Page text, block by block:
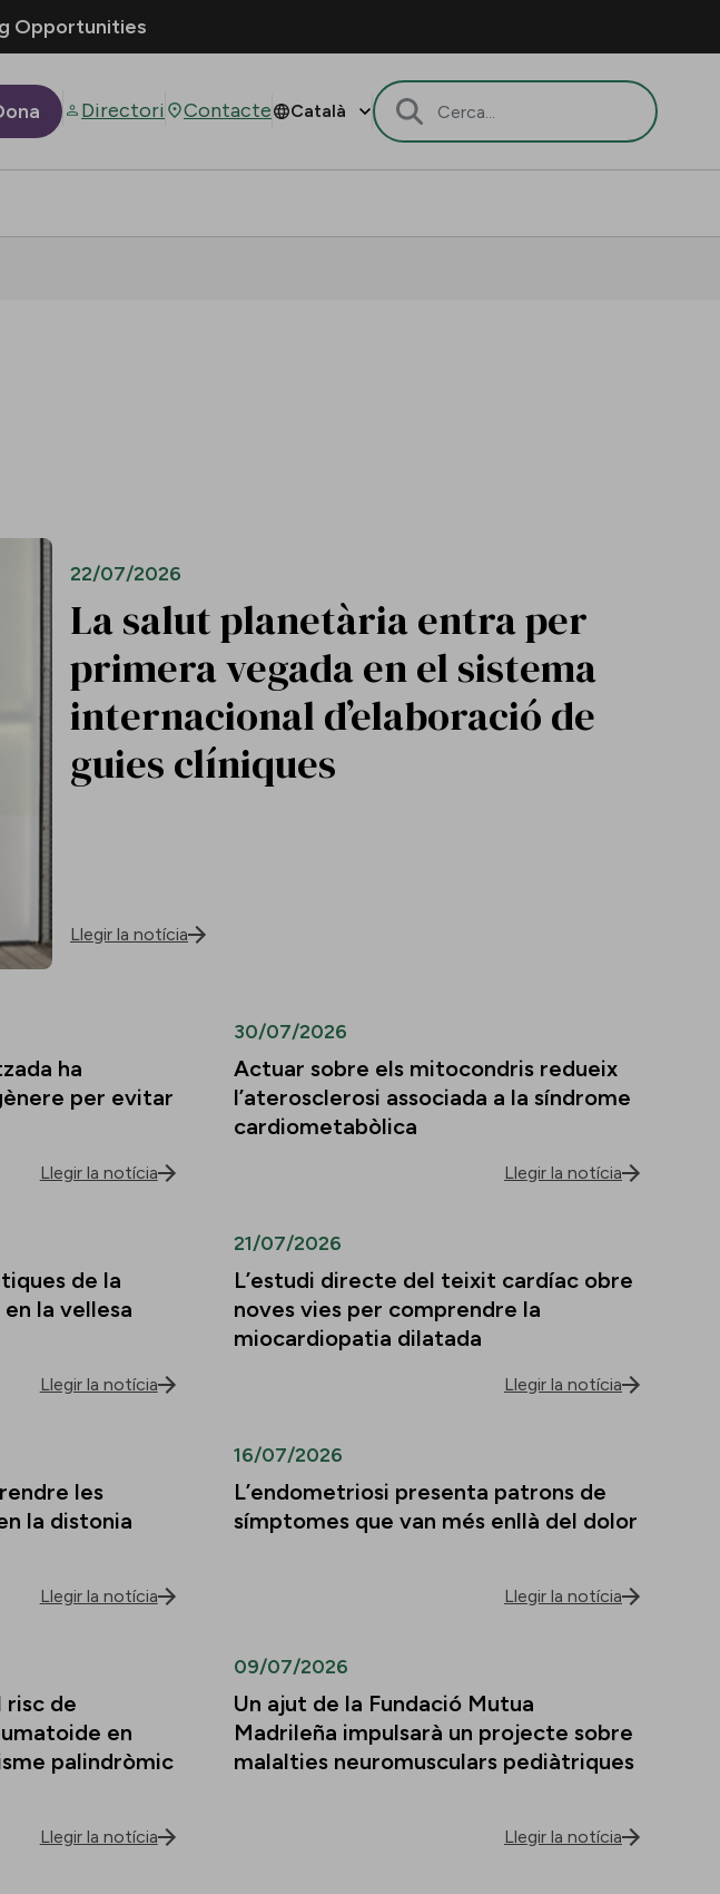
Opportunities
Directori Contacte
22/07/2026
La salut planetària entra per
primera vegada en el sistema
internacional d’elaboració de
guies clíniques
Llegir la notícia
ha
per evitar
Llegir la notícia
30/07/2026
Actuar sobre els mitocondris redueix
l’aterosclerosi associada a la síndrome
cardiometabòlica
Llegir la notícia
de la
la vellesa
Llegir la notícia
21/07/2026
L’estudi directe del teixit cardíac obre
noves vies per comprendre la
miocardiopatia dilatada
Llegir la notícia
les
la distonia
Llegir la notícia
16/07/2026
L’endometriosi presenta patrons de
símptomes que van més enllà del dolor
Llegir la notícia
risc de
en
palindròmic
Llegir la notícia
09/07/2026
Un ajut de la Fundació Mutua
Madrileña impulsarà un projecte sobre
malalties neuromusculars pediàtriques
Llegir la notícia